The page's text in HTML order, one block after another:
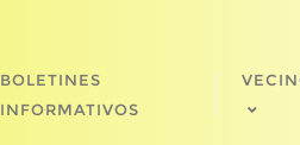
BOLETINES
INFORMATIVOS